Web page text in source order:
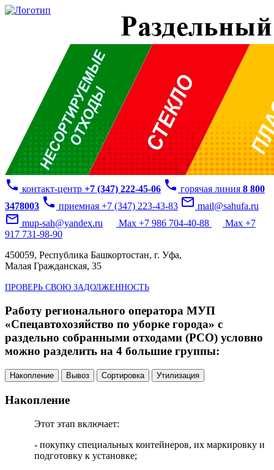
phone контакт-центр +7 (347) 222-45-06 phone горячая линия 8 800
3478003 phone приемная +7 (347) 223-43-83 mail_outline mail@sahufa.ru
mail_outline mup-sah@yandex.ru Max +7 986 704-40-88
Max +7
917 731-98-90
450059, Республика Башкортостан, г. Уфа,
Малая Гражданская, 35
ПРОВЕРЬ СВОЮ ЗАДОЛЖЕННОСТЬ
Работу регионального оператора МУП
«Спецавтохозяйство по уборке города» с
раздельно собранными отходами (РСО) условно
можно разделить на 4 большие группы:
Накопление Вывоз Сортировка Утилизация
Накопление
Этот этап включает:
- покупку специальных контейнеров, их маркировку и
подготовку к установке;